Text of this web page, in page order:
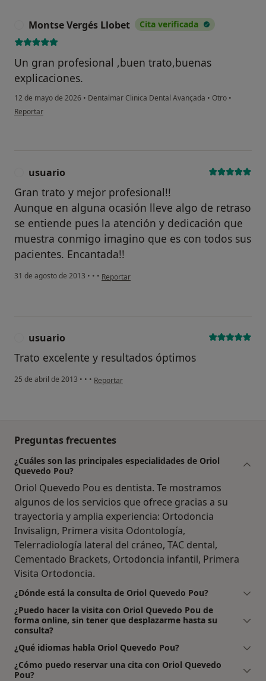
Montse Vergés Llobet Cita verificada
Un gran profesional ,buen trato,buenas
explicaciones.
12 de mayo de 2026 • Dentalmar Clinica Dental Avançada • Otro •
en opinión del usuario Montse Vergés Llobet
Reportar
usuario
Gran trato y mejor profesional!!
Aunque en alguna ocasión lleve algo de retraso
se entiende pues la atención y dedicación que
muestra conmigo imagino que es con todos sus
pacientes. Encantada!!
31 de agosto de 2013 • • • en opinión del usuario usuario
Reportar
usuario
Trato excelente y resultados óptimos
25 de abril de 2013 • • • en opinión del usuario usuario
Reportar
Preguntas frecuentes
¿Cuáles son las principales especialidades de Oriol
Quevedo Pou?
Oriol Quevedo Pou es dentista. Te mostramos
algunos de los servicios que ofrece gracias a su
trayectoria y amplia experiencia: Ortodoncia
Invisalign, Primera visita Odontología,
Telerradiología lateral del cráneo, TAC dental,
Cementado Brackets, Ortodoncia infantil, Primera
Visita Ortodoncia.
¿Dónde está la consulta de Oriol Quevedo Pou?
¿Puedo hacer la visita con Oriol Quevedo Pou de
forma online, sin tener que desplazarme hasta su
consulta?
¿Qué idiomas habla Oriol Quevedo Pou?
¿Cómo puedo reservar una cita con Oriol Quevedo
Pou?